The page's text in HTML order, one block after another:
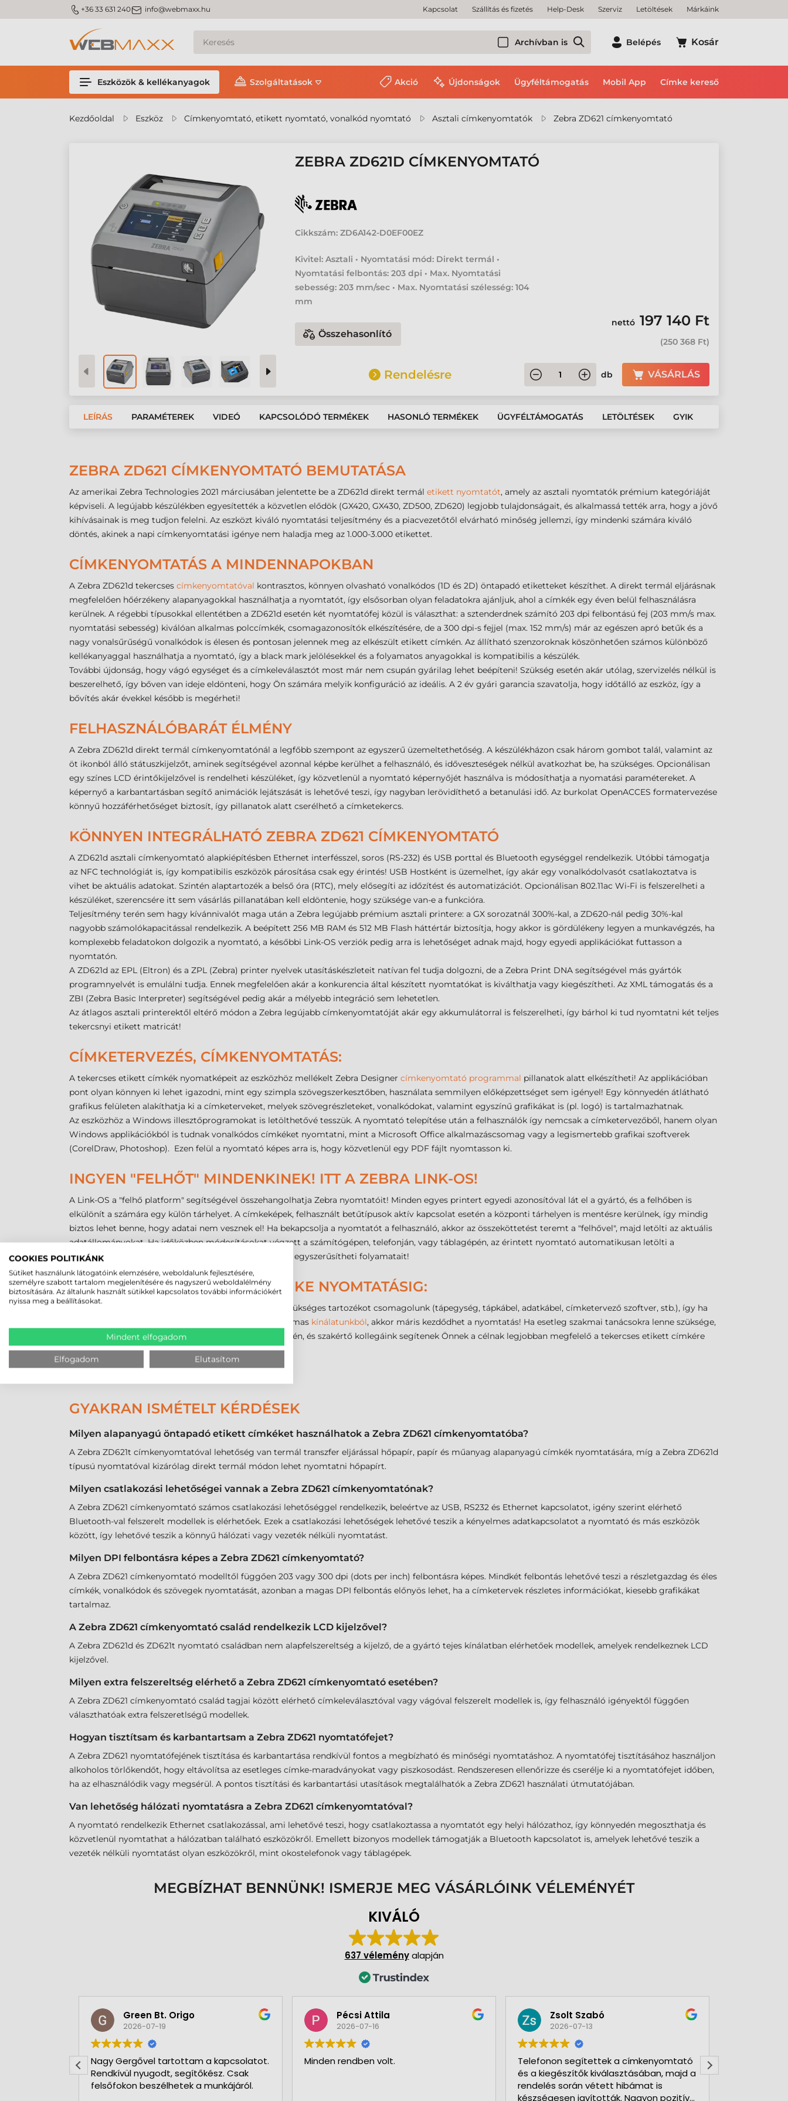
m_phone +36 33 631 240m_email info@webmaxx.hu Kapcsolat Szállítás és fizetés Help-Desk Szerviz Letöltések Márkáink
Archívban is Belépés Kosár
Eszközök & kellékanyagok Szolgáltatások Akció Újdonságok Ügyféltámogatás Mobil App Címke kereső
Kezdőoldal Eszköz Címkenyomtató, etikett nyomtató, vonalkód nyomtató Asztali címkenyomtatók Zebra ZD621 címkenyomtató
ZEBRA ZD621D CÍMKENYOMTATÓ
Cikkszám: ZD6A142-D0EF00EZ
Kivitel: Asztali • Nyomtatási mód: Direkt termál •
Nyomtatási felbontás: 203 dpi • Max. Nyomtatási
sebesség: 203 mm/sec • Max. Nyomtatási szélesség: 104
mm
Összehasonlító
nettó 197 140 Ft
(250 368 Ft)
Rendelésre db VÁSÁRLÁS
LEÍRÁS PARAMÉTEREK VIDEÓ KAPCSOLÓDÓ TERMÉKEK HASONLÓ TERMÉKEK ÜGYFÉLTÁMOGATÁS LETÖLTÉSEK GYIK
ZEBRA ZD621 CÍMKENYOMTATÓ BEMUTATÁSA
Az amerikai Zebra Technologies 2021 márciusában jelentette be a ZD621d direkt termál etikett nyomtatót, amely az asztali nyomtatók prémium kategóriáját
képviseli. A legújabb készülékben egyesítették a közvetlen elődök (GX420, GX430, ZD500, ZD620) legjobb tulajdonságait, és alkalmassá tették arra, hogy a jövő
kihívásainak is meg tudjon felelni. Az eszközt kiváló nyomtatási teljesítmény és a piacvezetőtől elvárható minőség jellemzi, így mindenki számára kiváló
döntés, akinek a napi címkenyomtatási igénye nem haladja meg az 1.000-3.000 etikettet.
CÍMKENYOMTATÁS A MINDENNAPOKBAN
A Zebra ZD621d tekercses címkenyomtatóval kontrasztos, könnyen olvasható vonalkódos (1D és 2D) öntapadó etiketteket készíthet. A direkt termál eljárásnak
megfelelően hőérzékeny alapanyagokkal használhatja a nyomtatót, így elsősorban olyan feladatokra ajánljuk, ahol a címkék egy éven belül felhasználásra
kerülnek. A régebbi típusokkal ellentétben a ZD621d esetén két nyomtatófej közül is választhat: a sztenderdnek számító 203 dpi felbontású fej (203 mm/s max.
nyomtatási sebesség) kiválóan alkalmas polccímkék, csomagazonosítók elkészítésére, de a 300 dpi-s fejjel (max. 152 mm/s) már az egészen apró betűk és a
nagy vonalsűrűségű vonalkódok is élesen és pontosan jelennek meg az elkészült etikett címkén. Az állítható szenzoroknak köszönhetően számos különböző
kellékanyaggal használhatja a nyomtató, így a black mark jelölésekkel és a folyamatos anyagokkal is kompatibilis a készülék.
További újdonság, hogy vágó egységet és a címkeleválasztót most már nem csupán gyárilag lehet beépíteni! Szükség esetén akár utólag, szervizelés nélkül is
beszerelhető, így bőven van ideje eldönteni, hogy Ön számára melyik konfiguráció az ideális. A 2 év gyári garancia szavatolja, hogy időtálló az eszköz, így a
bővítés akár évekkel később is megérheti!
FELHASZNÁLÓBARÁT ÉLMÉNY
A Zebra ZD621d direkt termál címkenyomtatónál a legfőbb szempont az egyszerű üzemeltethetőség. A készülékházon csak három gombot talál, valamint az
öt ikonból álló státuszkijelzőt, aminek segítségével azonnal képbe kerülhet a felhasználó, és időveszteségek nélkül avatkozhat be, ha szükséges. Opcionálisan
egy színes LCD érintőkijelzővel is rendelheti készüléket, így közvetlenül a nyomtató képernyőjét használva is módosíthatja a nyomatási paramétereket. A
képernyő a karbantartásban segítő animációk lejátszását is lehetővé teszi, így nagyban lerövidíthető a betanulási idő. Az burkolat OpenACCES formatervezése
könnyű hozzáférhetőséget biztosít, így pillanatok alatt cserélhető a címketekercs.
KÖNNYEN INTEGRÁLHATÓ ZEBRA ZD621 CÍMKENYOMTATÓ
A ZD621d asztali címkenyomtató alapkiépítésben Ethernet interfésszel, soros (RS-232) és USB porttal és Bluetooth egységgel rendelkezik. Utóbbi támogatja
az NFC technológiát is, így kompatibilis eszközök párosítása csak egy érintés! USB Hostként is üzemelhet, így akár egy vonalkódolvasót csatlakoztatva is
vihet be aktuális adatokat. Szintén alaptartozék a belső óra (RTC), mely elősegíti az időzítést és automatizációt. Opcionálisan 802.11ac Wi-Fi is felszerelheti a
készüléket, szerencsére itt sem vásárlás pillanatában kell eldöntenie, hogy szüksége van-e a funkcióra.
Teljesítmény terén sem hagy kívánnivalót maga után a Zebra legújabb prémium asztali printere: a GX sorozatnál 300%-kal, a ZD620-nál pedig 30%-kal
nagyobb számolókapacitással rendelkezik. A beépített 256 MB RAM és 512 MB Flash háttértár biztosítja, hogy akkor is gördülékeny legyen a munkavégzés, ha
komplexebb feladatokon dolgozik a nyomtató, a későbbi Link-OS verziók pedig arra is lehetőséget adnak majd, hogy egyedi applikációkat futtasson a
nyomtatón.
A ZD621d az EPL (Eltron) és a ZPL (Zebra) printer nyelvek utasításkészleteit natívan fel tudja dolgozni, de a Zebra Print DNA segítségével más gyártók
programnyelvét is emulálni tudja. Ennek megfelelően akár a konkurencia által készített nyomtatókat is kiválthatja vagy kiegészítheti. Az XML támogatás és a
ZBI (Zebra Basic Interpreter) segítségével pedig akár a mélyebb integráció sem lehetetlen.
Az átlagos asztali printerektől eltérő módon a Zebra legújabb címkenyomtatóját akár egy akkumulátorral is felszerelheti, így bárhol ki tud nyomtatni két teljes
tekercsnyi etikett matricát!
CÍMKETERVEZÉS, CÍMKENYOMTATÁS:
A tekercses etikett címkék nyomatképeit az eszközhöz mellékelt Zebra Designer címkenyomtató programmal pillanatok alatt elkészítheti! Az applikációban
pont olyan könnyen ki lehet igazodni, mint egy szimpla szövegszerkesztőben, használata semmilyen előképzettséget sem igényel! Egy könnyedén átlátható
grafikus felületen alakíthatja ki a címketerveket, melyek szövegrészleteket, vonalkódokat, valamint egyszínű grafikákat is (pl. logó) is tartalmazhatnak.
Az eszközhöz a Windows illesztőprogramokat is letölthetővé tesszük. A nyomtató telepítése után a felhasználók így nemcsak a címketervezőből, hanem olyan
Windows applikációkból is tudnak vonalkódos címkéket nyomtatni, mint a Microsoft Office alkalmazáscsomag vagy a legismertebb grafikai szoftverek
(CorelDraw, Photoshop). Ezen felül a nyomtató képes arra is, hogy közvetlenül egy PDF fájlt nyomtasson ki.
INGYEN "FELHŐT" MINDENKINEK! ITT A ZEBRA LINK-OS!
A Link-OS a "felhő platform" segítségével összehangolhatja Zebra nyomtatóit! Minden egyes printert egyedi azonosítóval lát el a gyártó, és a felhőben is
elkülönít a számára egy külön tárhelyet. A címkeképek, felhasznált betűtípusok aktív kapcsolat esetén a központi tárhelyen is mentésre kerülnek, így mindig
biztos lehet benne, hogy adatai nem vesznek el! Ha bekapcsolja a nyomtatót a felhasználó, akkor az összeköttetést teremt a "felhővel", majd letölti az aktuális
adatállományokat. Ha időközben módosításokat végzett a számítógépen, telefonján, vagy táblagépén, az érintett nyomtató automatikusan letölti a
legfrissebb adatokat. Mindezzel időt takaríthat meg és egyszerűsítheti folyamatait!
VÁSÁRLÁSTÓL AZ ETIKETT CÍMKE NYOMTATÁSIG:
A Zebra ZD621d tekercses etikett printerhez minden szükséges tartozékot csomagolunk (tápegység, tápkábel, adatkábel, címketervező szoftver, stb.), így ha
sikerül kiválasztania a megfelelő kellékanyagot a hatalmas kínálatunkból, akkor máris kezdődhet a nyomtatás! Ha esetleg szakmai tanácsokra lenne szüksége,
hívjon minket bátran aközponti elérhetőségeink
egyikén, és szakértő kollegáink segítenek Önnek a célnak legjobban megfelelő a tekercses etikett címkére
rátalálni!
GYAKRAN ISMÉTELT KÉRDÉSEK
Milyen alapanyagú öntapadó etikett címkéket használhatok a Zebra ZD621 címkenyomtatóba?
A Zebra ZD621t címkenyomtatóval lehetőség van termál transzfer eljárással hőpapír, papír és műanyag alapanyagú címkék nyomtatására, míg a Zebra ZD621d
típusú nyomtatóval kizárólag direkt termál módon lehet nyomtatni hőpapírt.
Milyen csatlakozási lehetőségei vannak a Zebra ZD621 címkenyomtatónak?
A Zebra ZD621 címkenyomtató számos csatlakozási lehetőséggel rendelkezik, beleértve az USB, RS232 és Ethernet kapcsolatot, igény szerint elérhető
Bluetooth-val felszerelt modellek is elérhetőek. Ezek a csatlakozási lehetőségek lehetővé teszik a kényelmes adatkapcsolatot a nyomtató és más eszközök
között, így lehetővé teszik a könnyű hálózati vagy vezeték nélküli nyomtatást.
Milyen DPI felbontásra képes a Zebra ZD621 címkenyomtató?
A Zebra ZD621 címkenyomtató modelltől függően 203 vagy 300 dpi (dots per inch) felbontásra képes. Mindkét felbontás lehetővé teszi a részletgazdag és éles
címkék, vonalkódok és szövegek nyomtatását, azonban a magas DPI felbontás előnyös lehet, ha a címketervek részletes információkat, kiesebb grafikákat
tartalmaz.
A Zebra ZD621 címkenyomtató család rendelkezik LCD kijelzővel?
A Zebra ZD621d és ZD621t nyomtató családban nem alapfelszereltség a kijelző, de a gyártó tejes kínálatban elérhetőek modellek, amelyek rendelkeznek LCD
kijelzővel.
Milyen extra felszereltség elérhető a Zebra ZD621 címkenyomtató esetében?
A Zebra ZD621 címkenyomtató család tagjai között elérhető címkeleválasztóval vagy vágóval felszerelt modellek is, így felhasználó igényektől függően
választhatóak extra felszeretlségű modellek.
Hogyan tisztítsam és karbantartsam a Zebra ZD621 nyomtatófejet?
A Zebra ZD621 nyomtatófejének tisztítása és karbantartása rendkívül fontos a megbízható és minőségi nyomtatáshoz. A nyomtatófej tisztításához használjon
alkoholos törlőkendőt, hogy eltávolítsa az esetleges címke-maradványokat vagy piszkosodást. Rendszeresen ellenőrizze és cserélje ki a nyomtatófejet időben,
ha az elhasználódik vagy megsérül. A pontos tisztítási és karbantartási utasítások megtalálhatók a Zebra ZD621 használati útmutatójában.
Van lehetőség hálózati nyomtatásra a Zebra ZD621 címkenyomtatóval?
A nyomtató rendelkezik Ethernet csatlakozással, ami lehetővé teszi, hogy csatlakoztassa a nyomtatót egy helyi hálózathoz, így könnyedén megoszthatja és
közvetlenül nyomtathat a hálózatban található eszközökről. Emellett bizonyos modellek támogatják a Bluetooth kapcsolatot is, amelyek lehetővé teszik a
vezeték nélküli nyomtatást olyan eszközökről, mint okostelefonok vagy táblagépek.
MEGBÍZHAT BENNÜNK! ISMERJE MEG VÁSÁRLÓINK VÉLEMÉNYÉT
KIVÁLÓ
637 véleményalapján
Green Bt. Origo
2026-07-19
Nagy Gergővel tartottam a kapcsolatot.
Rendkívül nyugodt, segítőkész. Csak
felsőfokon beszélhetek a munkájáról.
Pécsi Attila
2026-07-16
Minden rendben volt.
Zsolt Szabó
2026-07-13
Telefonon segítettek a címkenyomtató
és a kiegészítők kiválasztásában, majd a
rendelés során vétett hibámat is
készségesen javították. Nagyon pozitív
COOKIES POLITIKÁNK
Sütiket használunk látogatóink elemzésére, weboldalunk fejlesztésére,
személyre szabott tartalom megjelenítésére és nagyszerű weboldalélmény
biztosítására. Az általunk használt sütikkel kapcsolatos további információkért
nyissa meg a beállításokat.
Mindent elfogadom
Elfogadom Elutasítom